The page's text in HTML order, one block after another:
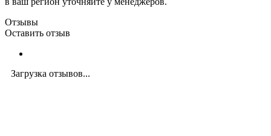
Отзывы
Оставить отзыв
Загрузка отзывов...